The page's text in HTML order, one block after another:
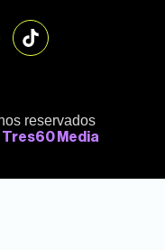
reservados
Tres60 Media